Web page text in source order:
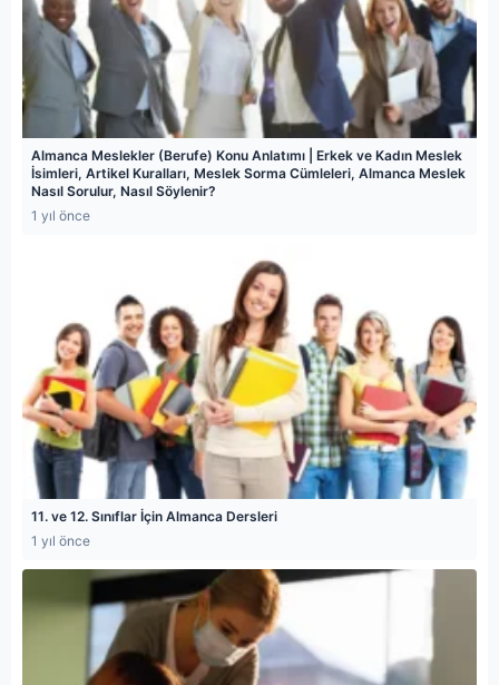
Almanca Meslekler (Berufe) Konu Anlatımı | Erkek ve Kadın Meslek
İsimleri, Artikel Kuralları, Meslek Sorma Cümleleri, Almanca Meslek
Nasıl Sorulur, Nasıl Söylenir?
1 yıl önce
11. ve 12. Sınıflar İçin Almanca Dersleri
1 yıl önce